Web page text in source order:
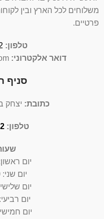
משלוחים לכל הארץ ובין
פרטיים.
טלפון:
דואר אלקטרוני: office@hakol-lamovil.com
סניף
כתובת: יצחק בן צבי
טלפון:
יום
יום שני: 18:00–07:30
יום שלישי:
יום רביעי: 18:00–07:30
יום חמישי: